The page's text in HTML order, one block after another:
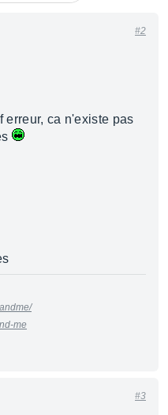
#2
erreur, ca n'existe pas
me
#3